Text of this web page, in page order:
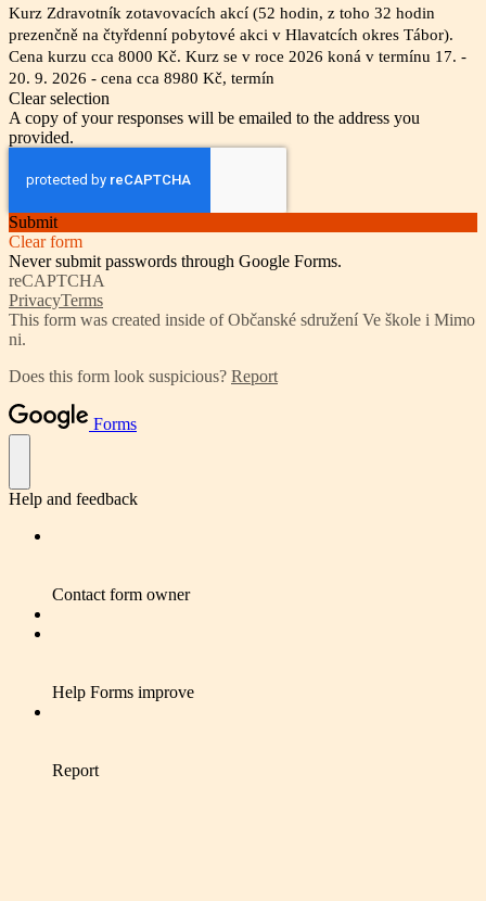
Kurz Zdravotník zotavovacích akcí (52 hodin, z toho 32 hodin
prezenčně na čtyřdenní pobytové akci v Hlavatcích okres Tábor).
Cena kurzu cca 8000 Kč. Kurz se v roce 2026 koná v termínu 17. -
20. 9. 2026 - cena cca 8980 Kč, termín
Clear selection
A copy of your responses will be emailed to the address you
provided.
Submit
Clear form
Never submit passwords through Google Forms.
reCAPTCHA
PrivacyTerms
This form was created inside of Občanské sdružení Ve škole i Mimo
ni.
Does this form look suspicious? Report
Forms
Help and feedback
Contact form owner
Help Forms improve
Report